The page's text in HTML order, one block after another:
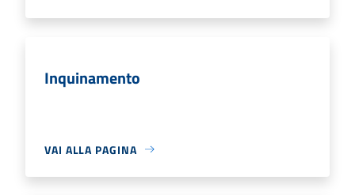
Inquinamento
VAI ALLA PAGINA